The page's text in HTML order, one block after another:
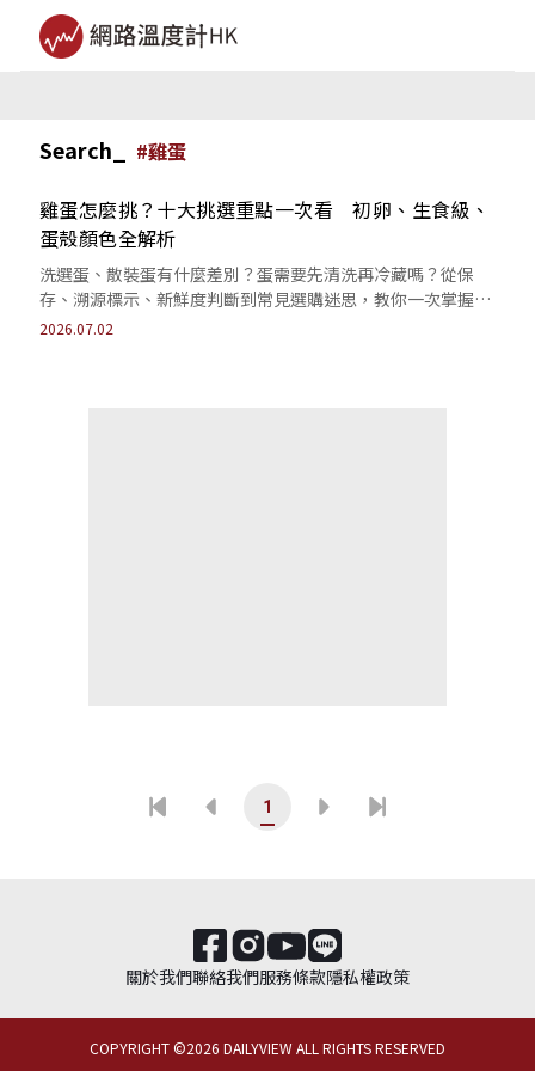
Search_ #雞蛋
雞蛋怎麼挑？十大挑選重點一次看 初卵、生食級、
蛋殼顏色全解析
洗選蛋、散裝蛋有什麼差別？蛋需要先清洗再冷藏嗎？從保
存、溯源標示、新鮮度判斷到常見選購迷思，教你一次掌握正
確觀念，買得安心、吃得更放心。
2026.07.02
1
關於我們聯絡我們服務條款隱私權政策
COPYRIGHT ©2026 DAILYVIEW ALL RIGHTS RESERVED